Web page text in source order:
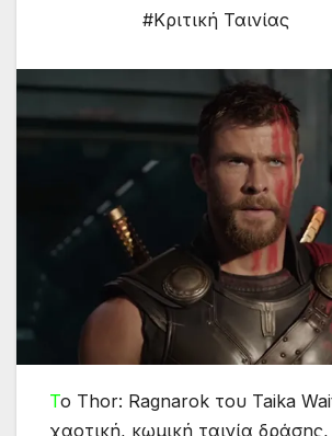
#Κριτική Ταινίας
Το Thor: Ragnarok του Taika
χαοτική, κωμική ταινία